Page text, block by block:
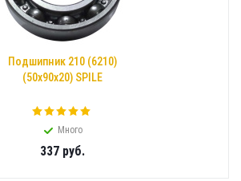
Подшипник 210 (6210)
(50x90x20) SPILE
Много
337руб.